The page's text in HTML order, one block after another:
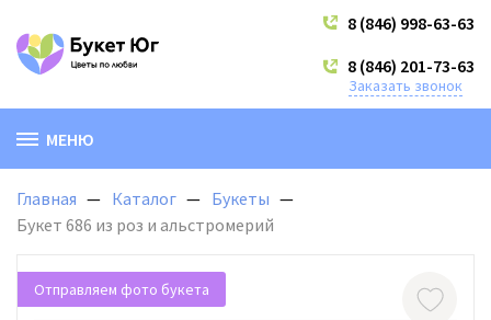
8 (846) 998-63-63
8 (846) 201-73-63
Заказать звонок
МЕНЮ
Главная Каталог
Букеты
Букет 686 из роз и альстромерий
Отправляем фото букета